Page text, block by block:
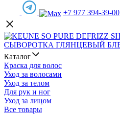
+7 977 394-39-00
Каталог
Краска для волос
Уход за волосами
Уход за телом
Для рук и ног
Уход за лицом
Все товары